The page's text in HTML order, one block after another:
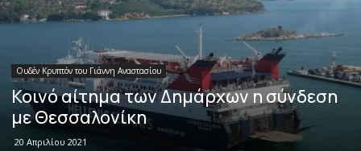
Ουδέν Κρυπτόν του Γιάννη Αναστασίου
Κοινό αίτημα των Δημάρχων η σύνδεση
με Θεσσαλονίκη
20 Απριλίου 2021